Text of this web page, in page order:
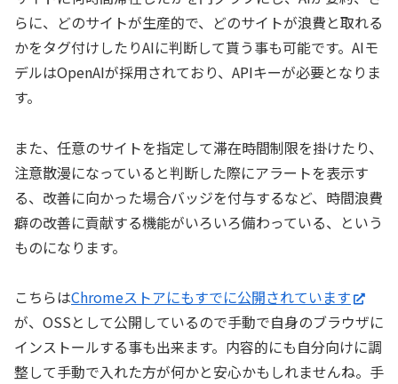
らに、どのサイトが生産的で、どのサイトが浪費と取れる
かをタグ付けしたりAIに判断して貰う事も可能です。AIモ
デルはOpenAIが採用されており、APIキーが必要となりま
す。
また、任意のサイトを指定して滞在時間制限を掛けたり、
注意散漫になっていると判断した際にアラートを表示す
る、改善に向かった場合バッジを付与するなど、時間浪費
癖の改善に貢献する機能がいろいろ備わっている、という
ものになります。
こちらはChromeストアにもすでに公開されています
が、OSSとして公開しているので手動で自身のブラウザに
インストールする事も出来ます。内容的にも自分向けに調
整して手動で入れた方が何かと安心かもしれませんね。手